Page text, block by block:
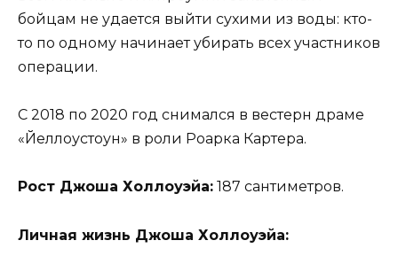
бойцам не удается выйти сухими из воды: кто-
то по одному начинает убирать всех участников
операции.
C 2018 по 2020 год снимался в вестерн драме
«Йеллоустоун» в роли Роарка Картера.
Рост Джоша Холлоуэйа: 187 сантиметров.
Личная жизнь Джоша Холлоуэйа: